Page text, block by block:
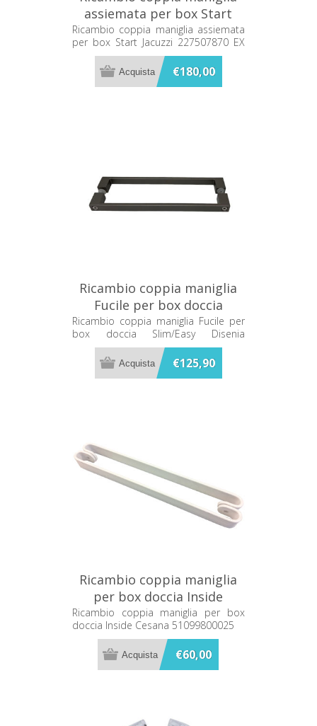
assiemata per box Start
Jacuzzi 227507870 EX
223502730
Ricambio coppia maniglia assiemata
per box Start Jacuzzi 227507870 EX
223502730
€180,00
Ricambio coppia maniglia
Fucile per box doccia
Slim/Easy Disenia RCSLMN
Ricambio coppia maniglia Fucile per
box doccia Slim/Easy Disenia
RCSLMN
€125,90
Ricambio coppia maniglia
per box doccia Inside
Cesana 51099800025
Ricambio coppia maniglia per box
doccia Inside Cesana 51099800025
€60,00